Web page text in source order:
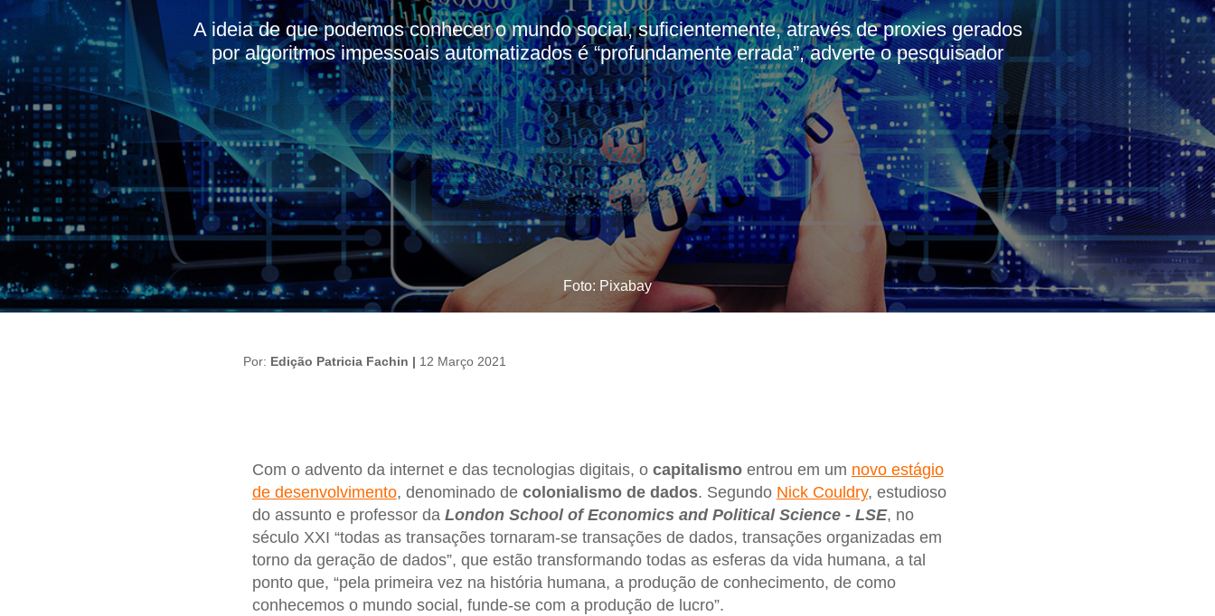
A ideia de que podemos conhecer o mundo social, suficientemente, através de proxies gerados
por algoritmos impessoais automatizados é “profundamente errada”, adverte o pesquisador
Foto: Pixabay
Por: Edição Patricia Fachin | 12 Março 2021
Com o advento da internet e das tecnologias digitais, o capitalismoentrou em um novo estágio
de desenvolvimento, denominado de colonialismo de dados. Segundo Nick Couldry, estudioso
do assunto e professor daLondon School of Economics and Political Science - LSE, no
século XXI “todas as transações tornaram-se transações de dados, transações organizadas em
torno da geração de dados”, que estão transformando todas as esferas da vida humana, a tal
ponto que, “pela primeira vez na história humana, a produção de conhecimento, de como
conhecemos o mundo social, funde-se com a produção de lucro”.